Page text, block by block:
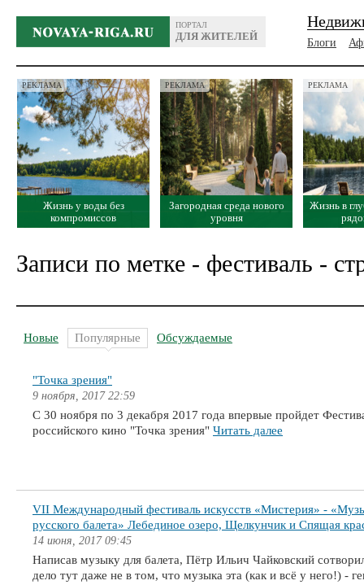
ПОРТАЛ
ДЛЯ ЖИТЕЛЕЙ
Блоги
РЕКЛАМА
Жизнь у воды без
компромиссов
РЕКЛАМА
Загородная среда нового
уровня
РЕКЛАМА
Жизнь в
Записи по метке - фестиваль -
Новые Популярные Обсуждаемые
"Точка зрения"
9 ноября, 2017 22:59
С 30 ноября по 3 декабря 2017 года впервые пройдет
российского кино "Точка зрения" Читать далее
VII Международный фестиваль искусств «Мистерия» -
русского балета» Лебединое озеро, Щелкунчик и Спящая
14 июня, 2017 09:45
Написав музыку для балета, Пётр Ильич Чайковский
дело тут даже не в том, что музыка эта (как и всё у него!) -